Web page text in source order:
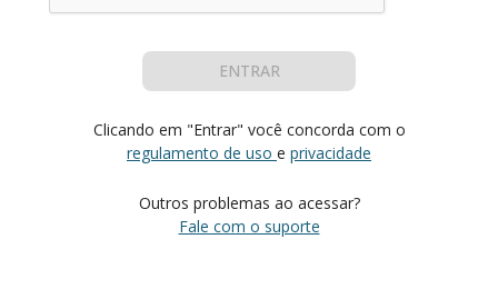
ENTRAR
Clicando em "Entrar" você concorda com o
regulamento de uso e privacidade
Outros problemas ao acessar?
Fale com o suporte